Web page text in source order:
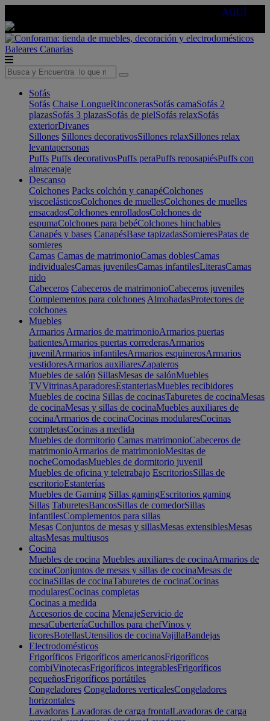
AQUÍ
Baleares Canarias
Sofás
Sofás Chaise LongueRinconerasSofás camaSofás 2
plazasSofás 3 plazasSofás de pielSofás relaxSofás
exteriorDivanes
Sillones Sillones decorativosSillones relaxSillones relax
levantapersonas
Puffs Puffs decorativosPuffs peraPuffs reposapiésPuffs con
almacenaje
Descanso
Colchones Packs colchón y canapéColchones
viscoelásticosColchones de muellesColchones de muelles
ensacadosColchones enrolladosColchones de
espumaColchones para bebéColchones hinchables
Canapés y bases CanapésBase tapizadasSomieresPatas de
somieres
Camas Camas de matrimonioCamas doblesCamas
individualesCamas juvenilesCamas infantilesLiterasCamas
nido
Cabeceros Cabeceros de matrimonioCabeceros juveniles
Complementos para colchones AlmohadasProtectores de
colchones
Muebles
Armarios Armarios de matrimonioArmarios puertas
batientesArmarios puertas correderasArmarios
juvenilArmarios infantilesArmarios esquinerosArmarios
vestidoresArmarios auxiliaresZapateros
Muebles de salón SillasMesas de salónMuebles
TVVitrinasAparadoresEstanteriasMuebles recibidores
Muebles de cocina Sillas de cocinasTaburetes de cocinaMesas
de cocinaMesas y sillas de cocinaMuebles auxiliares de
cocinaArmarios de cocinaCocinas modularesCocinas
completasCocinas a medida
Muebles de dormitorio Camas matrimonioCabeceros de
matrimonioArmarios de matrimonioMesitas de
nocheComodasMuebles de dormitorio juvenil
Muebles de oficina y teletrabajo EscritoriosSillas de
escritorioEstanterías
Muebles de Gaming Sillas gamingEscritorios gaming
Sillas TaburetesBancosSillas de comedorSillas
infantilesComplementos para sillas
Mesas Conjuntos de mesas y sillasMesas extensiblesMesas
altasMesas multiusos
Cocina
Muebles de cocina Muebles auxiliares de cocinaArmarios de
cocinaConjuntos de mesas y sillas de cocinaMesas de
cocinaSillas de cocinaTaburetes de cocinaCocinas
modularesCocinas completas
Cocinas a medida
Accesorios de cocina MenajeServicio de
mesaCuberteríaCuchillos para chefVinos y
licoresBotellasUtensilios de cocinaVajillaBandejas
Electrodomésticos
Frigoríficos Frigoríficos americanosFrigoríficos
combiVinotecasFrigoríficos integrablesFrigoríficos
pequeñosFrigoríficos portátiles
Congeladores Congeladores verticalesCongeladores
horizontales
Lavadoras Lavadoras de carga frontalLavadoras de carga